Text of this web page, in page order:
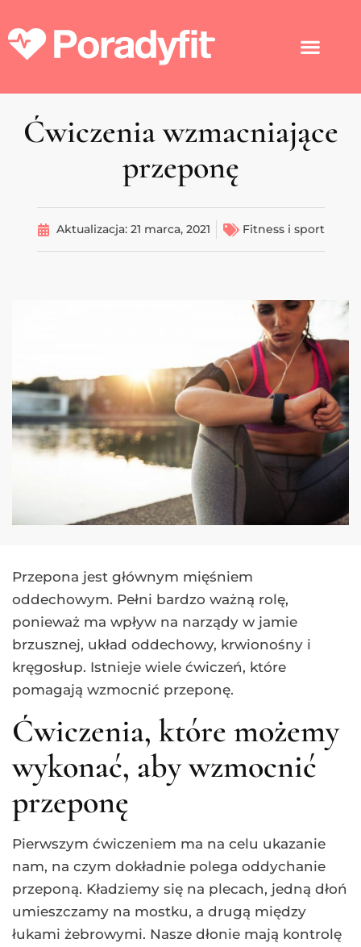
Ćwiczenia wzmacniające
przeponę
Aktualizacja: 21 marca, 2021 Fitness i sport
Przepona jest głównym mięśniem
oddechowym. Pełni bardzo ważną rolę,
ponieważ ma wpływ na narządy w jamie
brzusznej, układ oddechowy, krwionośny i
kręgosłup. Istnieje wiele ćwiczeń, które
pomagają wzmocnić przeponę.
Ćwiczenia, które możemy
wykonać, aby wzmocnić
przeponę
Pierwszym ćwiczeniem ma na celu ukazanie
nam, na czym dokładnie polega oddychanie
przeponą. Kładziemy się na plecach, jedną dłoń
umieszczamy na mostku, a drugą między
łukami żebrowymi. Nasze dłonie mają kontrolę